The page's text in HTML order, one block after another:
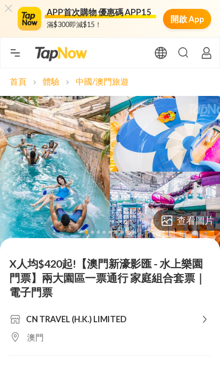
APP首次購物 優惠碼 APP15
滿$300即減$15！
開啟 App
首頁 chevron_right 體驗 chevron_right 中國/澳門旅遊
lens lens lens lens lens lens lens lens lens
查看圖片
X人均$420起!【澳門新濠影匯 - 水上樂園
門票】兩大園區一票通行 家庭組合套票｜
電子門票
CN TRAVEL (H.K.) LIMITED
澳門